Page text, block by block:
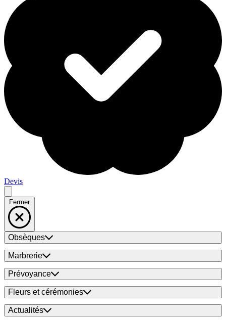
Devis
Fermer
Obsèques
Marbrerie
Prévoyance
Fleurs et cérémonies
Actualités